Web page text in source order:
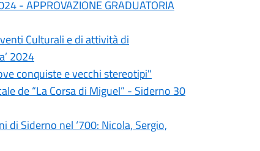
- APPROVAZIONE GRADUATORIA
Culturali e di attività di
2024
conquiste e vecchi stereotipi"
de “La Corsa di Miguel” - Siderno 30
di Siderno nel ‘700: Nicola, Sergio,